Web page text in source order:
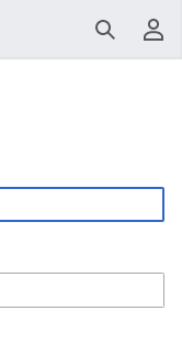
搜尋 使